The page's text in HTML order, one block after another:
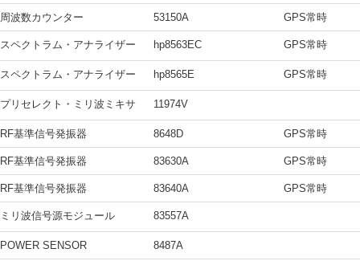
周波数カウンター 53150A GPS常時
スペクトラム・アナライザー hp8563EC GPS常時
スペクトラム・アナライザー hp8565E GPS常時
プリセレクト・ミリ波ミキサ 11974V
RF基準信号発振器 8648D GPS常時
RF基準信号発振器 83630A GPS常時
RF基準信号発振器 83640A GPS常時
ミリ波信号源モジュール 83557A
POWER SENSOR 8487A